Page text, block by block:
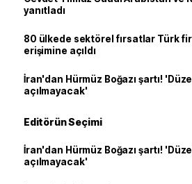
yanıtladı
80 ülkede sektörel fırsatlar Türk
erişimine açıldı
İran'dan Hürmüz Boğazı şartı!
açılmayacak'
Editörün Seçimi
İran'dan Hürmüz Boğazı şartı!
açılmayacak'